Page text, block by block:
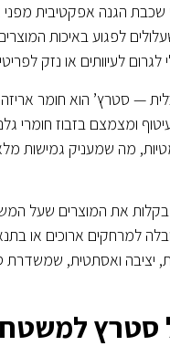
הגנה אפקטיבית מפני
לפגוע באיכות
לעיוותים או נזק
— סטרץ’ הוא חומר
ומצמצם בזבוז חומרי
מה שמעניק גמישות
בקלות את המוצרים שעל
למרחקים ארוכים או
יציבה ואסתטית, שמשדרת
סטרץ